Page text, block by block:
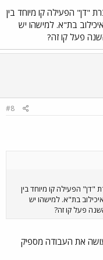
1 באפריל , חברת "דן" הפעילה קו מיוחד בין
בת"א. למישהו יש
פעל קו זה?
#8
1 באפריל , חברת "דן" הפעילה קו מיוחד בין
בת"א. למישהו יש
פעל קו זה?
לא שמעתי על זה ולדעתי קו 7 עושה את העבודה מספיק